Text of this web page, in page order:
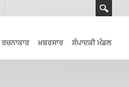
ਰਚਨਾਕਾਰ ਖ਼ਬਰਸਾਰ ਸੰਪਾਦਕੀ ਮੰਡਲ